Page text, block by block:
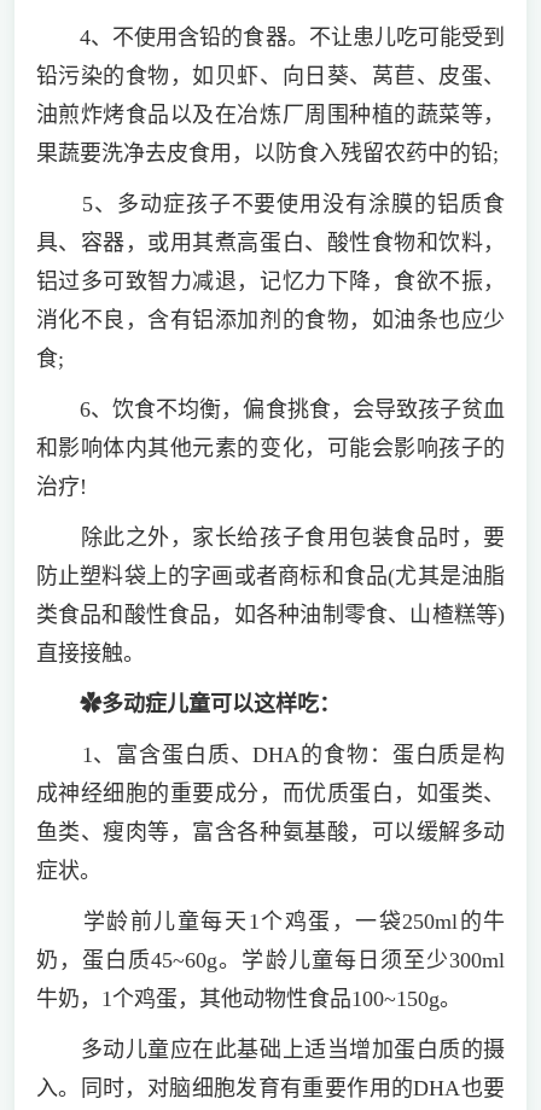
4、不使用含铅的食器。不让患儿吃可能受到
铅污染的食物，如贝虾、向日葵、莴苣、皮蛋、
油煎炸烤食品以及在冶炼厂周围种植的蔬菜等，
果蔬要洗净去皮食用，以防食入残留农药中的铅;
5、多动症孩子不要使用没有涂膜的铝质食
具、容器，或用其煮高蛋白、酸性食物和饮料，
铝过多可致智力减退，记忆力下降，食欲不振，
消化不良，含有铝添加剂的食物，如油条也应少
食;
6、饮食不均衡，偏食挑食，会导致孩子贫血
和影响体内其他元素的变化，可能会影响孩子的
治疗!
除此之外，家长给孩子食用包装食品时，要
防止塑料袋上的字画或者商标和食品(尤其是油脂
类食品和酸性食品，如各种油制零食、山楂糕等)
直接接触。
✿多动症儿童可以这样吃：
1、富含蛋白质、DHA的食物：蛋白质是构
成神经细胞的重要成分，而优质蛋白，如蛋类、
鱼类、瘦肉等，富含各种氨基酸，可以缓解多动
症状。
学龄前儿童每天1个鸡蛋，一袋250ml的牛
奶，蛋白质45~60g。学龄儿童每日须至少300ml
牛奶，1个鸡蛋，其他动物性食品100~150g。
多动儿童应在此基础上适当增加蛋白质的摄
入。同时，对脑细胞发育有重要作用的DHA也要